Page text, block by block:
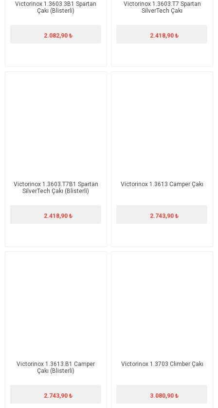
Victorinox 1.3603.3B1 Spartan
Çakı (Blisterli)
2.082,90 ₺
Victorinox 1.3603.T7 Spartan
SilverTech Çakı
2.418,90 ₺
Victorinox 1.3603.T7B1 Spartan
SilverTech Çakı (Blisterli)
2.418,90 ₺
Victorinox 1.3613 Camper Çakı
2.743,90 ₺
Victorinox 1.3613.B1 Camper
Çakı (Blisterli)
2.743,90 ₺
Victorinox 1.3703 Climber Çakı
3.080,90 ₺